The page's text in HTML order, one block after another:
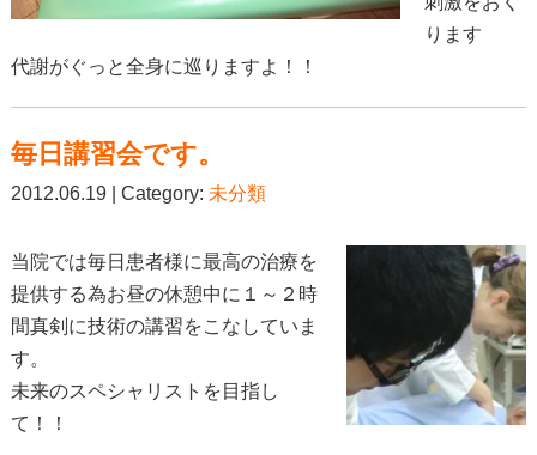
ります
代謝がぐっと全身に巡りますよ！！
毎日講習会です。
2012.06.19 | Category: 未分類
当院では毎日患者様に最高の治療を
提供する為お昼の休憩中に１～２時
間真剣に技術の講習をこなしていま
す。
未来のスペシャリストを目指し
て！！